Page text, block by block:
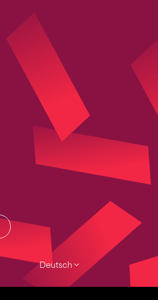
Deutsch